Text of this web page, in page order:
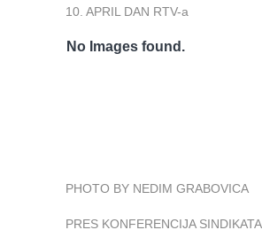
10. APRIL DAN RTV-a
No Images found.
PHOTO BY NEDIM GRABOVICA
PRES KONFERENCIJA SINDIKATA